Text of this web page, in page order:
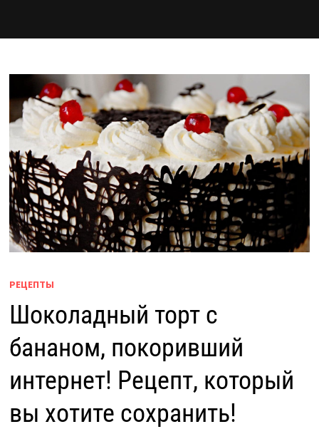
РЕЦЕПТЫ
Шоколадный торт с
бананом, покоривший
интернет! Рецепт, который
вы хотите сохранить!